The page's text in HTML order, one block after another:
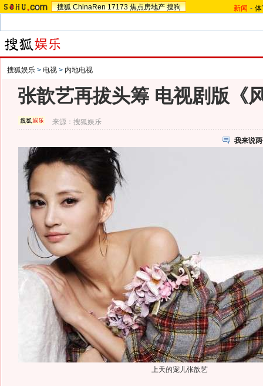
搜狐 ChinaRen 17173 焦点房地产 搜狗 新闻 -
搜狐娱乐 > 电视 > 内地电视
张歆艺再拔头筹 电视剧版《
来源：搜狐娱乐
我来说
上天的宠儿张歆艺